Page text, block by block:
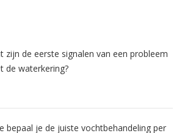
zijn de eerste signalen van een probleem
de waterkering?
bepaal je de juiste vochtbehandeling per